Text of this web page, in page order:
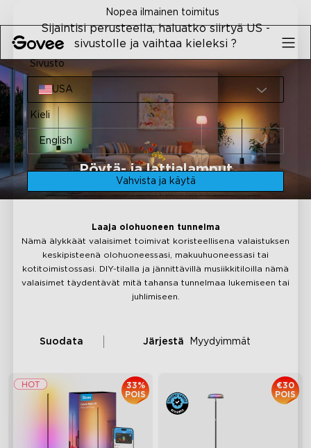
Nopea ilmainen toimitus
Pöytä- ja lattialamput
Laaja olohuoneen tunnelma
Nämä älykkäät valaisimet toimivat koristeellisena valaistuksen
keskipisteenä olohuoneessasi, makuuhuoneessasi tai
kotitoimistossasi. DIY-tilalla ja jännittävillä musiikkitiloilla nämä
valaisimet täydentävät mitä tahansa tunnelmaa lukemiseen tai
juhlimiseen.
Suodata Järjestä Myydyimmät
33%
POIS
€30
POIS
Sijaintisi perusteella, haluatko siirtyä US -
sivustolle ja vaihtaa kieleksi ?
Sivusto
USA
Kieli
English
Vahvista ja käytä